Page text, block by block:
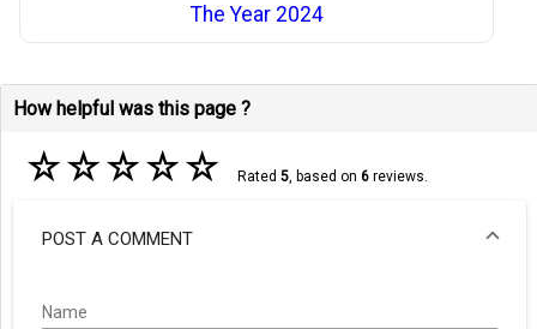
The Year 2024
How helpful was this page ?
☆☆☆☆☆ Rated 5, based on 6reviews.
POST A COMMENT
Name